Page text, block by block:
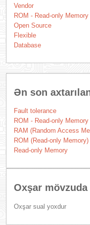
Vendor
ROM - Read-only Memory
Open Source
Flexible
Database
Ən son
Fault tolerance
ROM - Read-only Memory
RAM (Random Access
ROM (Read-only Memory)
Read-only Memory
Oxşar
Oxşar sual yoxdur